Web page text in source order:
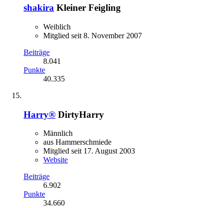
shakira Kleiner Feigling
Weiblich
Mitglied seit 8. November 2007
Beiträge
8.041
Punkte
40.335
Harry® DirtyHarry
Männlich
aus Hammerschmiede
Mitglied seit 17. August 2003
Website
Beiträge
6.902
Punkte
34.660